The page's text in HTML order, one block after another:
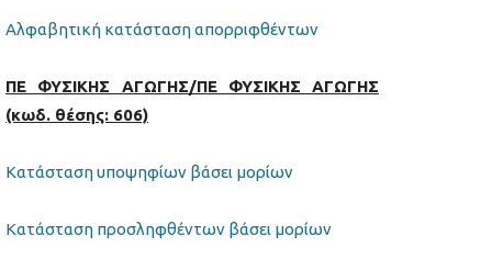
Αλφαβητική κατάσταση απορριφθέντων
ΠΕ ΦΥΣΙΚΗΣ ΑΓΩΓΗΣ/ΠΕ ΦΥΣΙΚΗΣ ΑΓΩΓΗΣ
(κωδ. θέσης: 606)
Κατάσταση υποψηφίων βάσει μορίων
Κατάσταση προσληφθέντων βάσει μορίων